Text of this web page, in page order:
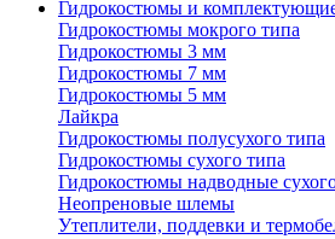
Гидрокостюмы и
Гидрокостюмы мокрого типа
Гидрокостюмы 3 мм
Гидрокостюмы 7 мм
Гидрокостюмы 5 мм
Лайкра
Гидрокостюмы полусухого типа
Гидрокостюмы сухого типа
Гидрокостюмы надводные
Неопреновые шлемы
Утеплители, поддевки и